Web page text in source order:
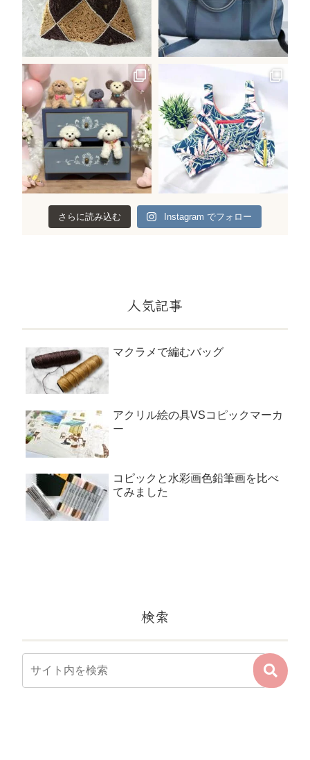
さらに読み込む Instagram でフォロー
人気記事
マクラメで編むバッグ
アクリル絵の具VSコピックマーカ
ー
コピックと水彩画色鉛筆画を比べ
てみました
検索